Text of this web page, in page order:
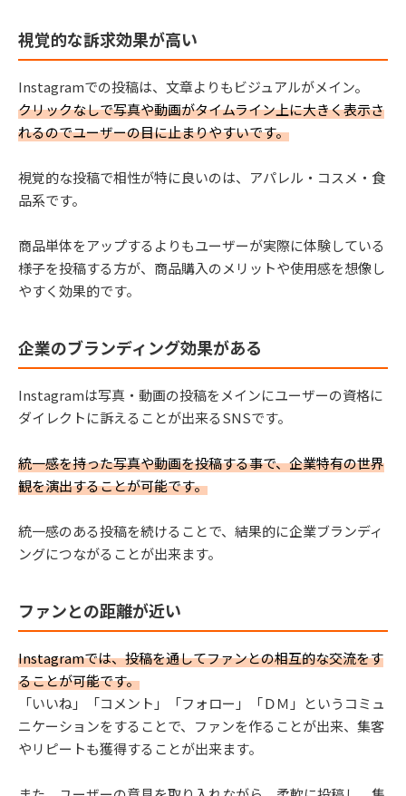
視覚的な訴求効果が高い
Instagramでの投稿は、文章よりもビジュアルがメイン。
クリックなしで写真や動画がタイムライン上に大きく表示さ
れるのでユーザーの目に止まりやすいです。
視覚的な投稿で相性が特に良いのは、アパレル・コスメ・食
品系です。
商品単体をアップするよりもユーザーが実際に体験している
様子を投稿する方が、商品購入のメリットや使用感を想像し
やすく効果的です。
企業のブランディング効果がある
Instagramは写真・動画の投稿をメインにユーザーの資格に
ダイレクトに訴えることが出来るSNSです。
統一感を持った写真や動画を投稿する事で、企業特有の世界
観を演出することが可能です。
統一感のある投稿を続けることで、結果的に企業ブランディ
ングにつながることが出来ます。
ファンとの距離が近い
Instagramでは、投稿を通してファンとの相互的な交流をす
ることが可能です。
「いいね」「コメント」「フォロー」「ＤＭ」というコミュ
ニケーションをすることで、ファンを作ることが出来、集客
やリピートも獲得することが出来ます。